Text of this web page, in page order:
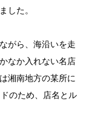
した。
がら、海沿いを走
なか入れない名店
湘南地方の某所に
のため、店名とル